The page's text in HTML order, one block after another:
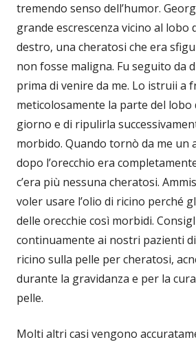
tremendo senso dell’humor.
grande escrescenza vicino al lobo
destro, una cheratosi che era
non fosse maligna. Fu seguito da
prima di venire da me. Lo istruii a
meticolosamente la parte del lobo
giorno e di ripulirla
morbido. Quando tornò da me un
dopo l’orecchio era
c’era più nessuna cheratosi.
voler usare l’olio di ricino perché
delle orecchie così morbidi.
continuamente ai nostri pazienti
ricino sulla pelle per cheratosi,
durante la gravidanza e per la
pelle.
Molti altri casi vengono